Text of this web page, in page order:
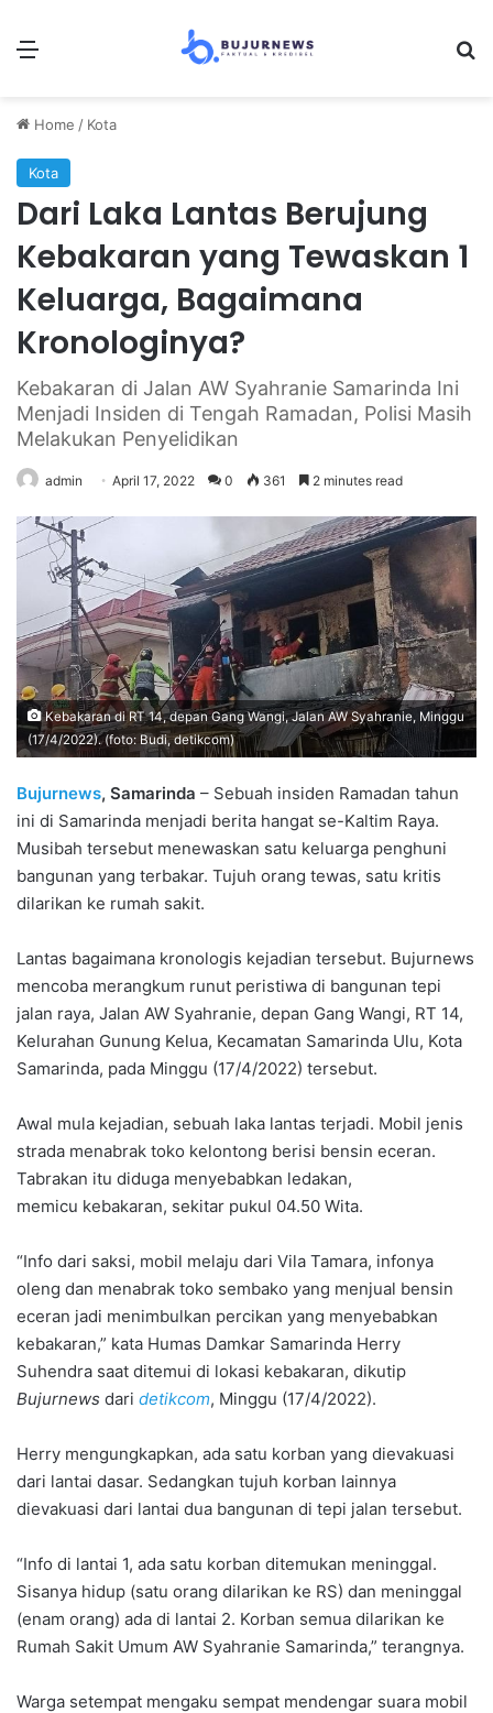
Menu
Home / Kota
Kota
Dari Laka Lantas Berujung
Kebakaran yang Tewaskan 1
Keluarga, Bagaimana
Kronologinya?
Kebakaran di Jalan AW Syahranie Samarinda Ini
Menjadi Insiden di Tengah Ramadan, Polisi Masih
Melakukan Penyelidikan
admin April 17, 2022 0 361 2 minutes read
Kebakaran di RT 14, depan Gang Wangi, Jalan AW Syahranie, Minggu
(17/4/2022). (foto: Budi, detikcom)
Bujurnews, Samarinda – Sebuah insiden Ramadan tahun
ini di Samarinda menjadi berita hangat se-Kaltim Raya.
Musibah tersebut menewaskan satu keluarga penghuni
bangunan yang terbakar. Tujuh orang tewas, satu kritis
dilarikan ke rumah sakit.
Lantas bagaimana kronologis kejadian tersebut. Bujurnews
mencoba merangkum runut peristiwa di bangunan tepi
jalan raya, Jalan AW Syahranie, depan Gang Wangi, RT 14,
Kelurahan Gunung Kelua, Kecamatan Samarinda Ulu, Kota
Samarinda, pada Minggu (17/4/2022) tersebut.
Awal mula kejadian, sebuah laka lantas terjadi. Mobil jenis
strada menabrak toko kelontong berisi bensin eceran.
Tabrakan itu diduga menyebabkan ledakan,
memicu kebakaran, sekitar pukul 04.50 Wita.
“Info dari saksi, mobil melaju dari Vila Tamara, infonya
oleng dan menabrak toko sembako yang menjual bensin
eceran jadi menimbulkan percikan yang menyebabkan
kebakaran,” kata Humas Damkar Samarinda Herry
Suhendra saat ditemui di lokasi kebakaran, dikutip
Bujurnews dari detikcom, Minggu (17/4/2022).
Herry mengungkapkan, ada satu korban yang dievakuasi
dari lantai dasar. Sedangkan tujuh korban lainnya
dievakuasi dari lantai dua bangunan di tepi jalan tersebut.
“Info di lantai 1, ada satu korban ditemukan meninggal.
Sisanya hidup (satu orang dilarikan ke RS) dan meninggal
(enam orang) ada di lantai 2. Korban semua dilarikan ke
Rumah Sakit Umum AW Syahranie Samarinda,” terangnya.
Warga setempat mengaku sempat mendengar suara mobil